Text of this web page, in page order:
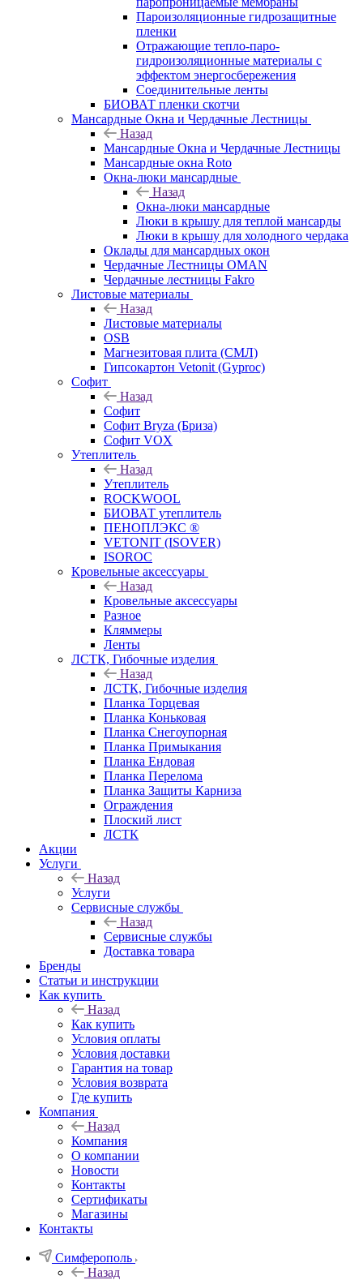
Пароизоляционные гидрозащитные
пленки
Отражающие тепло-паро-
гидроизоляционные материалы с
эффектом энергосбережения
Соединительные ленты
БИОВАТ пленки скотчи
Мансардные Окна и Чердачные Лестницы
Назад
Мансардные Окна и Чердачные Лестницы
Мансардные окна Roto
Окна-люки мансардные
Назад
Окна-люки мансардные
Люки в крышу для теплой мансарды
Люки в крышу для холодного чердака
Оклады для мансардных окон
Чердачные Лестницы OMAN
Чердачные лестницы Fakro
Листовые материалы
Назад
Листовые материалы
OSB
Магнезитовая плита (СМЛ)
Гипсокартон Vetonit (Gyproc)
Софит
Назад
Софит
Софит Bryza (Бриза)
Софит VOX
Утеплитель
Назад
Утеплитель
ROCKWOOL
БИОВАТ утеплитель
ПЕНОПЛЭКС ®
VETONIT (ISOVER)
ISOROC
Кровельные аксессуары
Назад
Кровельные аксессуары
Разное
Кляммеры
Ленты
ЛСТК, Гибочные изделия
Назад
ЛСТК, Гибочные изделия
Планка Торцевая
Планка Коньковая
Планка Снегоупорная
Планка Примыкания
Планка Ендовая
Планка Перелома
Планка Защиты Карниза
Ограждения
Плоский лист
ЛСТК
Акции
Услуги
Назад
Услуги
Сервисные службы
Назад
Сервисные службы
Доставка товара
Бренды
Статьи и инструкции
Как купить
Назад
Как купить
Условия оплаты
Условия доставки
Гарантия на товар
Условия возврата
Где купить
Компания
Назад
Компания
О компании
Новости
Контакты
Сертификаты
Магазины
Контакты
Симферополь
Назад